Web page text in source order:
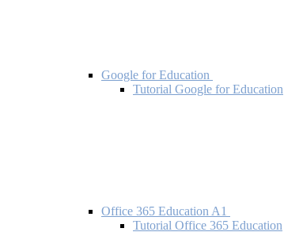
Google for Education
Tutorial Google for Education
Office 365 Education A1
Tutorial Office 365 Education